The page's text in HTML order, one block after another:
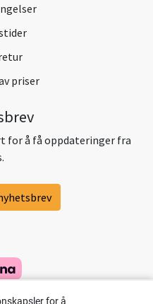
priser
for å få oppdateringer fra
for å